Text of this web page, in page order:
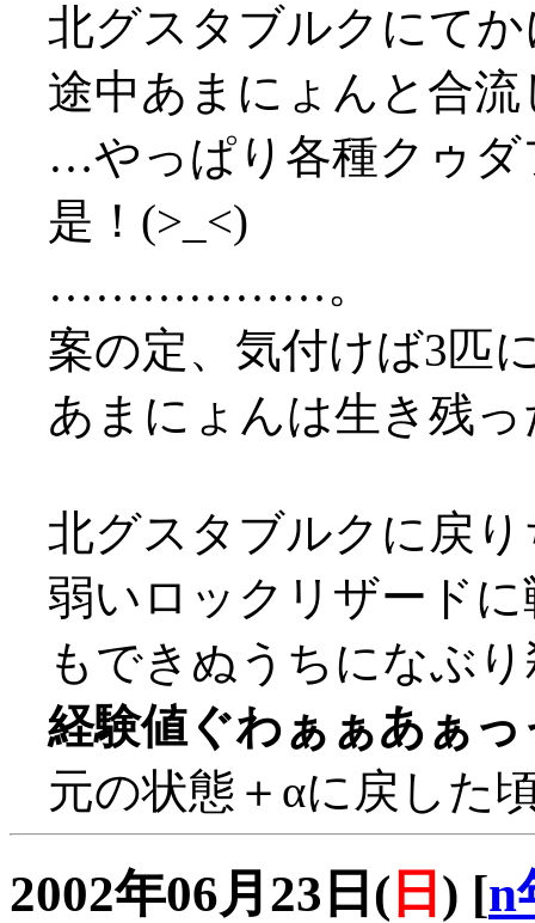
北グスタブルクにて
途中あまにょんと合
…やっぱり各種クゥダ
是！(>_<)
………………。
案の定、気付けば3匹
あまにょんは生き残
北グスタブルクに戻
弱いロックリザード
もできぬうちになぶ
経験値ぐわぁぁあぁ
元の状態＋αに戻した
2002年06月23日( 日 ) [n